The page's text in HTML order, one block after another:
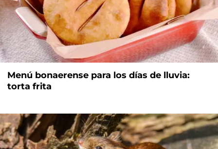
Menú bonaerense para los días de lluvia:
torta frita